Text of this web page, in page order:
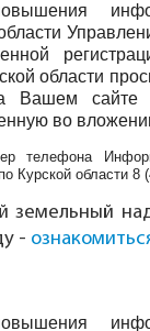
области
Вашем сайте
во
телефона
Курской области 8
земельный
-